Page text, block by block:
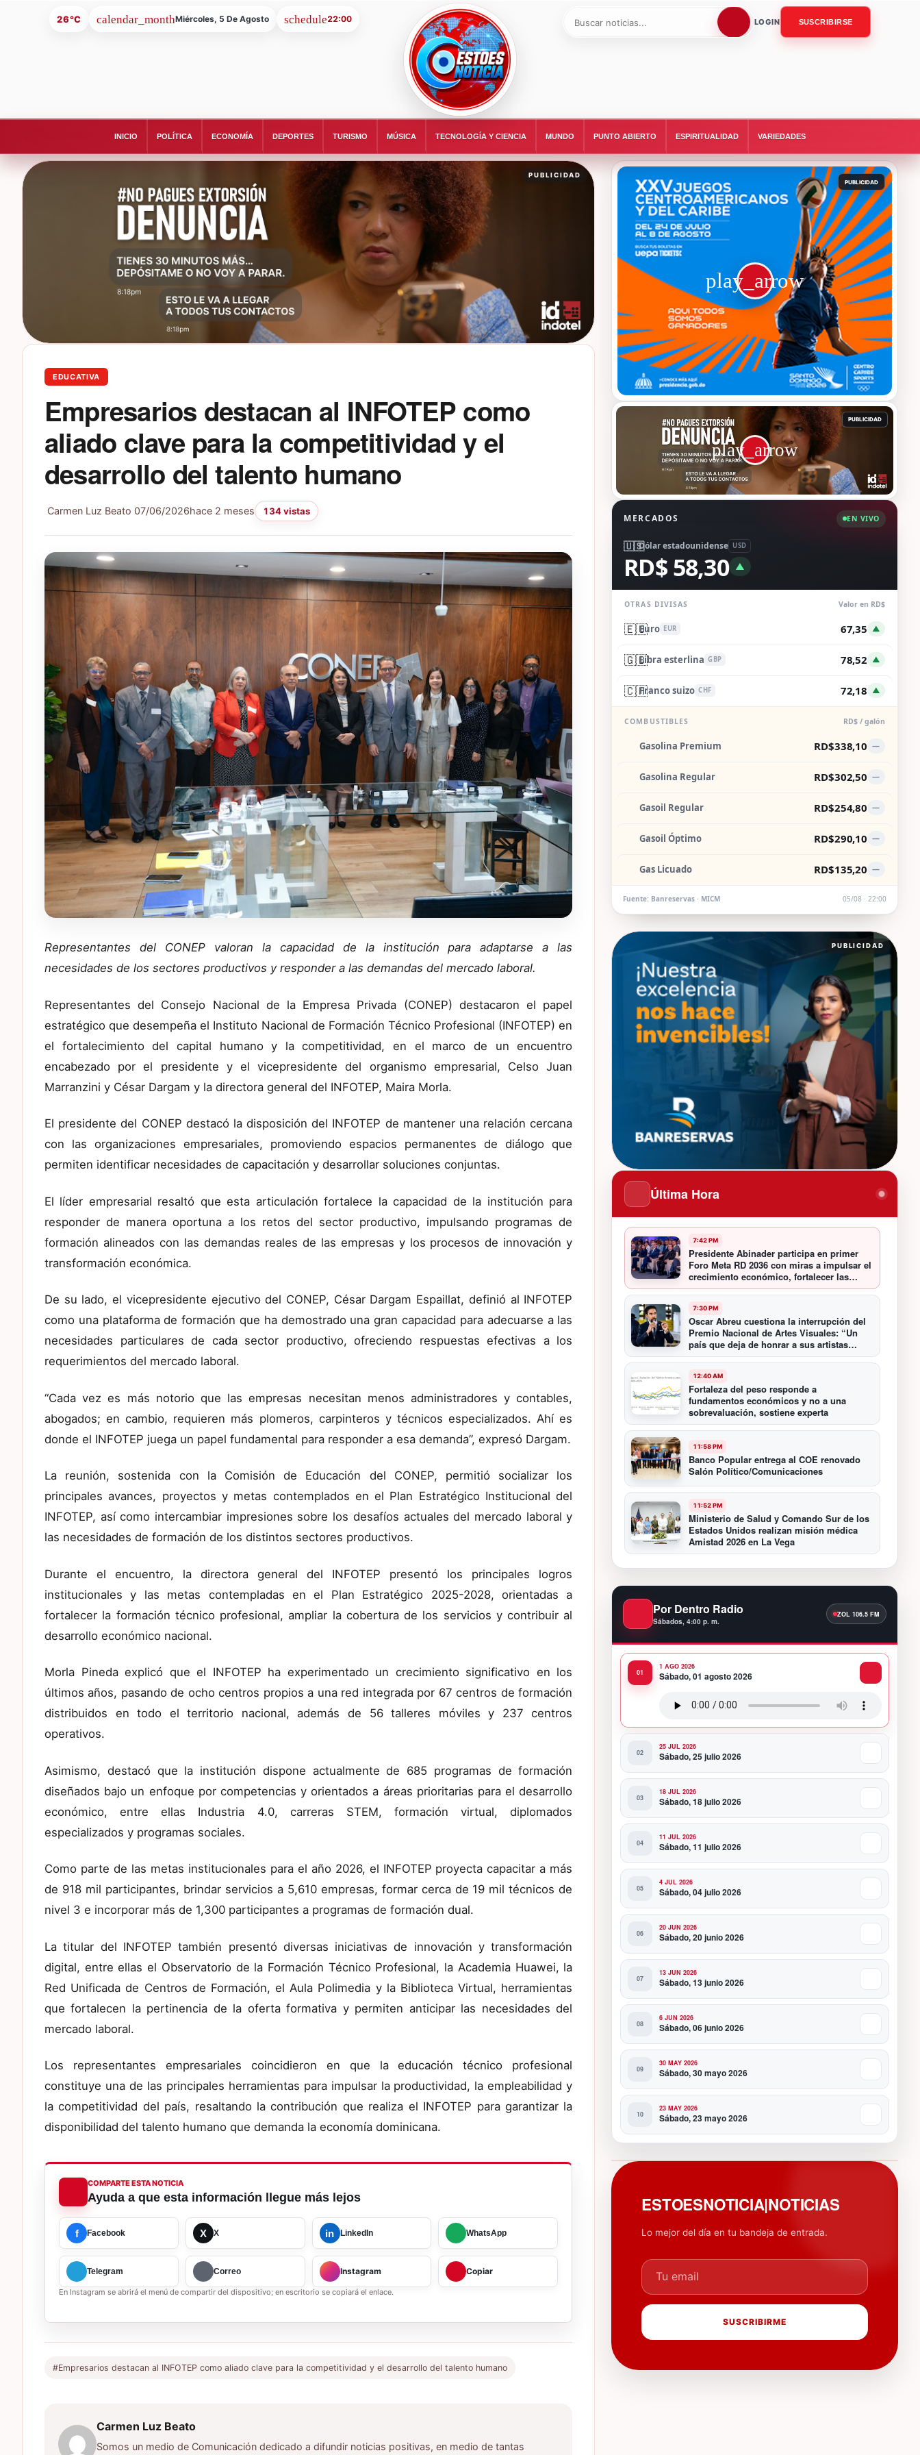
26°C Miércoles, 5 De Agosto 22:00
ESTOESNOTICIA|NOTICIAS
LOGIN SUSCRIBIRSE
INICIO POLÍTICA ECONOMÍA DEPORTES TURISMO MÚSICA TECNOLOGÍA Y CIENCIA MUNDO PUNTO ABIERTO ESPIRITUALIDAD VARIEDADES
PUBLICIDAD
EDUCATIVA
Empresarios destacan al INFOTEP como
aliado clave para la competitividad y el
desarrollo del talento humano
Carmen Luz Beato 07/06/2026hace 2 meses 134 vistas
Representantes del CONEP valoran la capacidad de la institución para adaptarse a las
necesidades de los sectores productivos y responder a las demandas del mercado laboral.
Representantes del Consejo Nacional de la Empresa Privada (CONEP) destacaron el papel
estratégico que desempeña el Instituto Nacional de Formación Técnico Profesional (INFOTEP) en
el fortalecimiento del capital humano y la competitividad, en el marco de un encuentro
encabezado por el presidente y el vicepresidente del organismo empresarial, Celso Juan
Marranzini y César Dargam y la directora general del INFOTEP, Maira Morla.
El presidente del CONEP destacó la disposición del INFOTEP de mantener una relación cercana
con las organizaciones empresariales, promoviendo espacios permanentes de diálogo que
permiten identificar necesidades de capacitación y desarrollar soluciones conjuntas.
El líder empresarial resaltó que esta articulación fortalece la capacidad de la institución para
responder de manera oportuna a los retos del sector productivo, impulsando programas de
formación alineados con las demandas reales de las empresas y los procesos de innovación y
transformación económica.
De su lado, el vicepresidente ejecutivo del CONEP, César Dargam Espaillat, definió al INFOTEP
como una plataforma de formación que ha demostrado una gran capacidad para adecuarse a las
necesidades particulares de cada sector productivo, ofreciendo respuestas efectivas a los
requerimientos del mercado laboral.
“Cada vez es más notorio que las empresas necesitan menos administradores y contables,
abogados; en cambio, requieren más plomeros, carpinteros y técnicos especializados. Ahí es
donde el INFOTEP juega un papel fundamental para responder a esa demanda”, expresó Dargam.
La reunión, sostenida con la Comisión de Educación del CONEP, permitió socializar los
principales avances, proyectos y metas contemplados en el Plan Estratégico Institucional del
INFOTEP, así como intercambiar impresiones sobre los desafíos actuales del mercado laboral y
las necesidades de formación de los distintos sectores productivos.
Durante el encuentro, la directora general del INFOTEP presentó los principales logros
institucionales y las metas contempladas en el Plan Estratégico 2025-2028, orientadas a
fortalecer la formación técnico profesional, ampliar la cobertura de los servicios y contribuir al
desarrollo económico nacional.
Morla Pineda explicó que el INFOTEP ha experimentado un crecimiento significativo en los
últimos años, pasando de ocho centros propios a una red integrada por 67 centros de formación
distribuidos en todo el territorio nacional, además de 56 talleres móviles y 237 centros
operativos.
Asimismo, destacó que la institución dispone actualmente de 685 programas de formación
diseñados bajo un enfoque por competencias y orientados a áreas prioritarias para el desarrollo
económico, entre ellas Industria 4.0, carreras STEM, formación virtual, diplomados
especializados y programas sociales.
Como parte de las metas institucionales para el año 2026, el INFOTEP proyecta capacitar a más
de 918 mil participantes, brindar servicios a 5,610 empresas, formar cerca de 19 mil técnicos de
nivel 3 e incorporar más de 1,300 participantes a programas de formación dual.
La titular del INFOTEP también presentó diversas iniciativas de innovación y transformación
digital, entre ellas el Observatorio de la Formación Técnico Profesional, la Academia Huawei, la
Red Unificada de Centros de Formación, el Aula Polimedia y la Biblioteca Virtual, herramientas
que fortalecen la pertinencia de la oferta formativa y permiten anticipar las necesidades del
mercado laboral.
Los representantes empresariales coincidieron en que la educación técnico profesional
constituye una de las principales herramientas para impulsar la productividad, la empleabilidad y
la competitividad del país, resaltando la contribución que realiza el INFOTEP para garantizar la
disponibilidad del talento humano que demanda la economía dominicana.
COMPARTE ESTA NOTICIA
Ayuda a que esta información llegue más lejos
f Facebook X X in LinkedIn WhatsApp
Telegram Correo Instagram Copiar
En Instagram se abrirá el menú de compartir del dispositivo; en escritorio se copiará el enlace.
#Empresarios destacan al INFOTEP como aliado clave para la competitividad y el desarrollo del talento humano
Carmen Luz Beato
Somos un medio de Comunicación dedicado a difundir noticias positivas, en medio de tantas
MERCADOS EN VIVO
🇺🇸Dólar estadounidense USD
RD$ 58,30 ▲
OTRAS DIVISAS Valor en RD$
🇪🇺Euro EUR 67,35 ▲
🇬🇧Libra esterlina GBP 78,52 ▲
🇨🇭Franco suizo CHF 72,18 ▲
COMBUSTIBLES RD$ / galón
Gasolina Premium RD$338,10 —
Gasolina Regular RD$302,50 —
Gasoil Regular RD$254,80 —
Gasoil Óptimo RD$290,10 —
Gas Licuado RD$135,20 —
Fuente: Banreservas · MICM 05/08 · 22:00
PUBLICIDAD
Última Hora
7:42 PM
Presidente Abinader participa en primer
Foro Meta RD 2036 con miras a impulsar el
crecimiento económico, fortalecer las
instituciones y elevar la productividad
7:30 PM
Oscar Abreu cuestiona la interrupción del
Premio Nacional de Artes Visuales: “Un
país que deja de honrar a sus artistas
comienza a olvidar su historia”
12:40 AM
Fortaleza del peso responde a
fundamentos económicos y no a una
sobrevaluación, sostiene experta
11:58 PM
Banco Popular entrega al COE renovado
Salón Político/Comunicaciones
11:52 PM
Ministerio de Salud y Comando Sur de los
Estados Unidos realizan misión médica
Amistad 2026 en La Vega
Presidente Abinader encabeza
estudiantes destacados en concurso de
vocaciones STEM
12:21 AM
MIVHED rompe récord de gestión con 201
licencias de construcción emitidas en
julio; supera en 7 meses licencias de 2025
Juan Luis Guerra está confirmado para
Por Dentro Radio
Sábados, 4:00 p. m.
1 AGO 2026
Sábado, 01 agosto 2026
25 JUL 2026
Sábado, 25 julio 2026
18 JUL 2026
Sábado, 18 julio 2026
11 JUL 2026
Sábado, 11 julio 2026
4 JUL 2026
Sábado, 04 julio 2026
20 JUN 2026
Sábado, 20 junio 2026
13 JUN 2026
Sábado, 13 junio 2026
6 JUN 2026
Sábado, 06 junio 2026
30 MAY 2026
Sábado, 30 mayo 2026
23 MAY 2026
Sábado, 23 mayo 2026
ESTOESNOTICIA|NOTICIAS
Lo mejor del día en tu bandeja de entrada.
Tu email
SUSCRIBIRME